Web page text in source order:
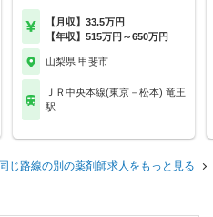
【月収】33.5万円
【年収】515万円～650万円
山梨県 甲斐市
ＪＲ中央本線(東京－松本) 竜王
駅
じ路線の別の薬剤師求人をもっと見る